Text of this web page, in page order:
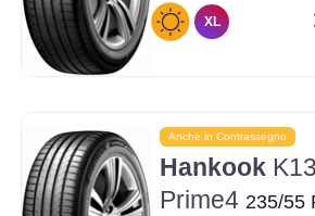
XL
Anche in Contrassegno
Hankook
Prime4 235/55